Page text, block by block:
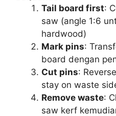
Tail board first:
saw (angle 1:6
hardwood)
Mark pins:
board dengan
Cut pins:
stay on waste
Remove waste:
saw kerf